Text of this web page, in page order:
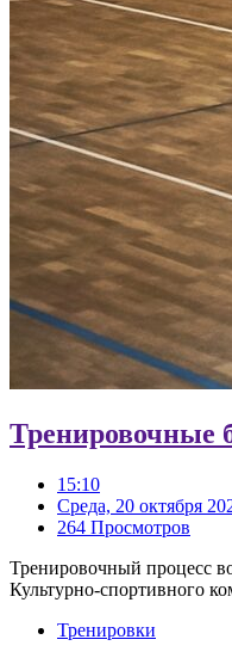
Тренировочные
15:10
Среда, 20 октября
264 Просмотров
Тренировочный процесс
Культурно-спортивного
Тренировки